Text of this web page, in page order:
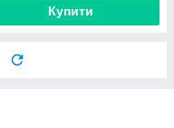
Купити